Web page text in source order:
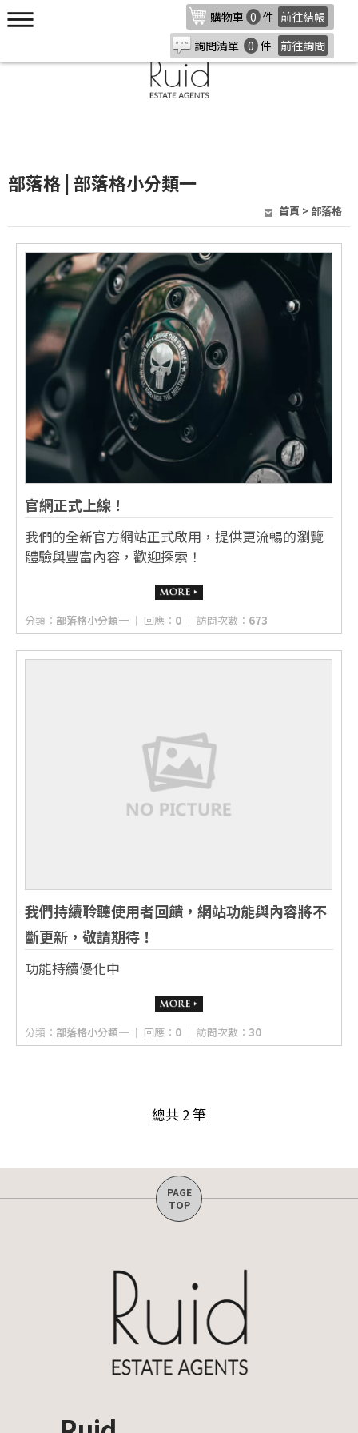
購物車 0 件 前往結帳
詢問清單 0 件 前往詢問
部落格 | 部落格小分類一
首頁 > 部落格
官網正式上線！
我們的全新官方網站正式啟用，提供更流暢的瀏覽
體驗與豐富內容，歡迎探索！
分類： 部落格小分類一 │ 回應： 0 │ 訪問次數： 673
我們持續聆聽使用者回饋，網站功能與內容將不
斷更新，敬請期待！
功能持續優化中
分類： 部落格小分類一 │ 回應： 0 │ 訪問次數： 30
總共 2 筆